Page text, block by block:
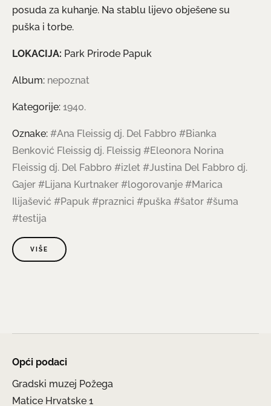
posuda za kuhanje. Na stablu lijevo obješene su
puška i torbe.
LOKACIJA: Park Prirode Papuk
Album: nepoznat
Kategorije: 1940.
Oznake: #Ana Fleissig dj. Del Fabbro #Bianka
Benković Fleissig dj. Fleissig #Eleonora Norina
Fleissig dj. Del Fabbro #izlet #Justina Del Fabbro dj.
Gajer #Lijana Kurtnaker #logorovanje #Marica
Ilijašević #Papuk #praznici #puška #šator #šuma
#testija
VIŠE
Opći podaci
Gradski muzej Požega
Matice Hrvatske 1